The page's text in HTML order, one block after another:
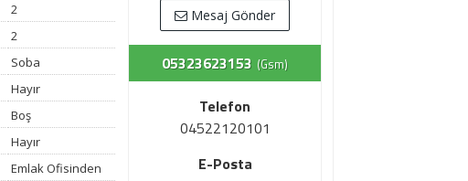
2
2
Soba
Hayır
Boş
Hayır
Emlak Ofisinden
Mesaj Gönder
05323623153 (Gsm)
Telefon
04522120101
E-Posta